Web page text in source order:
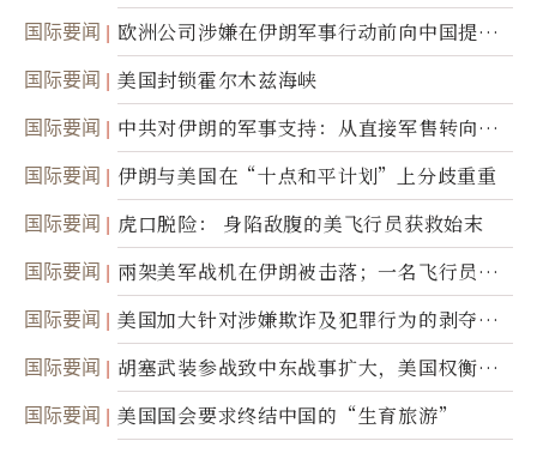
职责
国际要闻
欧洲公司涉嫌在伊朗军事行动前向中国提供
美军基地的卫星图像
国际要闻 美国封锁霍尔木兹海峡
国际要闻
中共对伊朗的军事支持：从直接军售转向间
接技术转让
国际要闻 伊朗与美国在“十点和平计划”上分歧重重
国际要闻 虎口脱险： 身陷敌腹的美飞行员获救始末
国际要闻
兩架美军战机在伊朗被击落；一名飞行员失
踪
国际要闻
美国加大针对涉嫌欺诈及犯罪行为的剥夺公
民权力度
国际要闻
胡塞武装参战致中东战事扩大，美国权衡地
面入侵的可能性
国际要闻 美国国会要求终结中国的“生育旅游”